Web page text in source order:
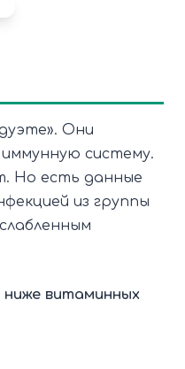
Они
систему.
Но есть данные
из группы
ниже витаминных